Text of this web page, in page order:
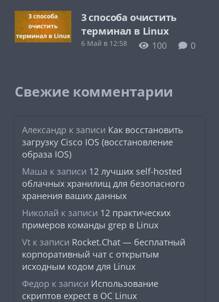
3 способа очистить
терминал в Linux
6 Май в 12:58 100 0
Свежие комментарии
Александр к записи Как восстановить
загрузку Cisco IOS (восстановление
образа IOS)
Маша к записи 12 лучших self-hosted
облачных хранилищ для безопасного
хранения ваших данных
Николай к записи 12 практических
примеров команды grep в Linux
Vt к записи Rocket.Chat — бесплатный
корпоративный чат с открытым
исходным кодом для Linux
Федор к записи Использование
скриптов expect в ОС Linux